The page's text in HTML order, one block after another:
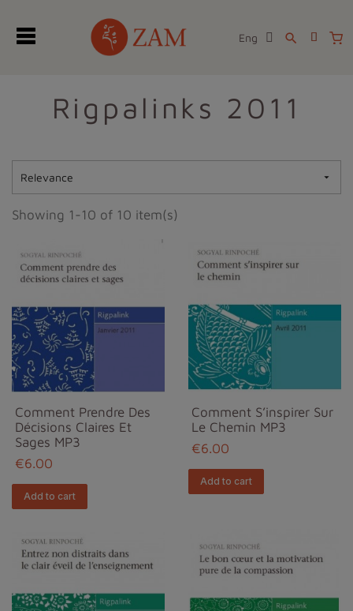
Eng search
Rigpalinks 2011
Relevance 
Showing 1-10 of 10 item(s)
Comment Prendre Des
Décisions Claires Et
Sages MP3
€6.00
Add to cart
Comment S’inspirer Sur
Le Chemin MP3
€6.00
Add to cart